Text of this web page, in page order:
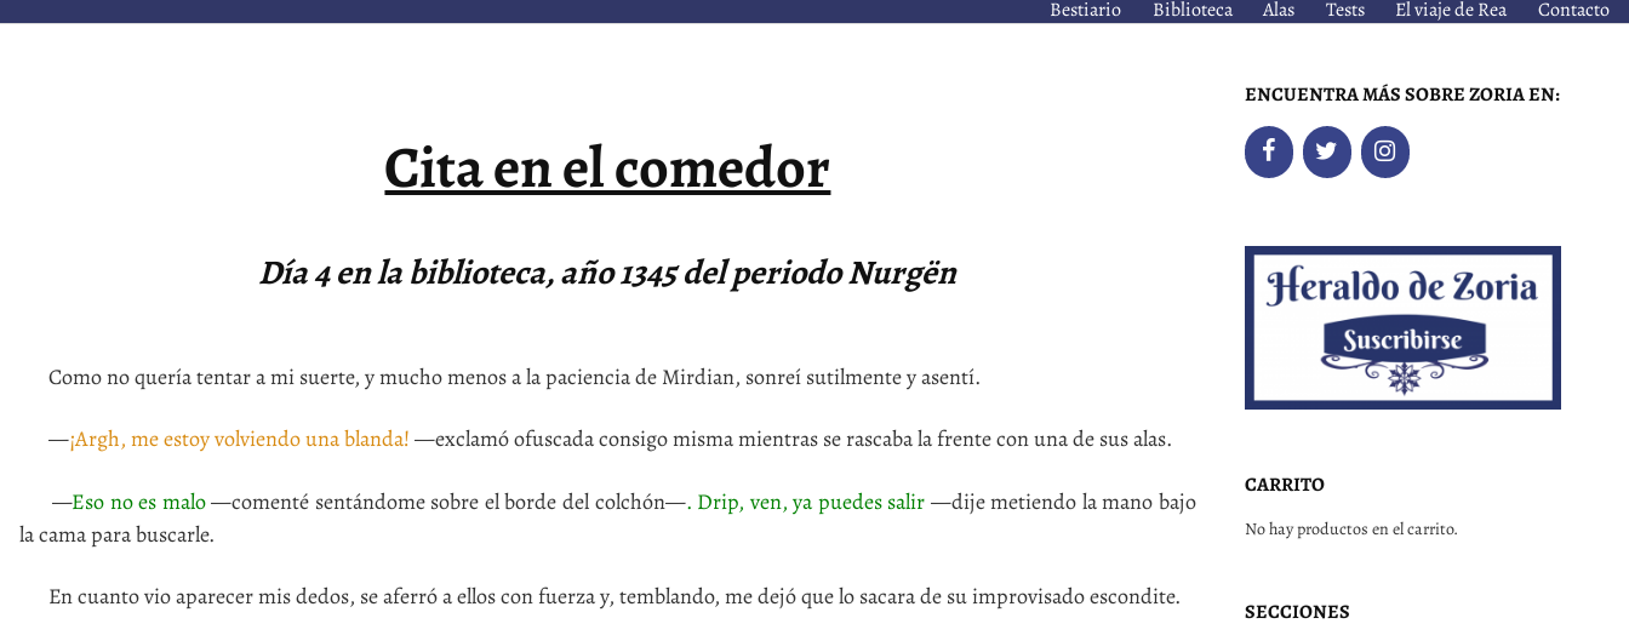
Bestiario
Biblioteca Alas Tests El viaje de Rea Contacto
Cita en el comedor
Día 4 en la biblioteca, año 1345 del periodo Nurgën
Como no quería tentar a mi suerte, y mucho menos a la paciencia de Mirdian, sonreí sutilmente y asentí.
—¡Argh, me estoy volviendo una blanda! —exclamó ofuscada consigo misma mientras se rascaba la frente con una de sus alas.
—Eso no es malo—comenté sentándome sobre el borde del colchón—. Drip, ven, ya puedes salir —dije metiendo la mano bajo
la cama para buscarle.
En cuanto vio aparecer mis dedos, se aferró a ellos con fuerza y, temblando, me dejó que lo sacara de su improvisado escondite.
ENCUENTRA MÁS SOBRE ZORIA EN:
CARRITO
No hay productos en el carrito.
SECCIONES